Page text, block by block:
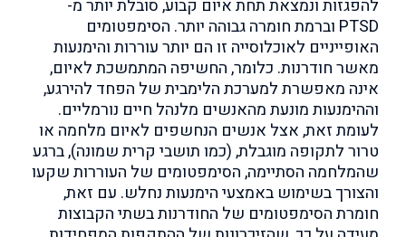
להפגזות ונמצאת תחת איום קבוע, סובלת יותר מ-
PTSD וברמת חומרה גבוהה יותר. הסימפטומים
האופייניים לאוכלוסייה זו הם יותר עוררות והימנעות
מאשר חודרנות. כלומר, החשיפה המתמשכת לאיום,
אינה מאפשרת למערכת הלימבית של הפחד להירגע,
וההימנעות מונעת מהאנשים מלנהל חיים נורמליים.
לעומת זאת, אצל אנשים הנחשפים לאיום מלחמה או
טרור לתקופה מוגבלת, (כמו תושבי קרית שמונה), ברגע
שהמלחמה הסתיימה, הסימפטומים של העוררות שקעו
והצורך בשימוש באמצעי הימנעות נחלש. עם זאת,
חומרת הסימפטומים של החודרנות בשתי הקבוצות